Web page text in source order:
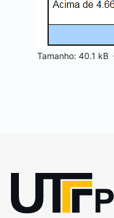
Tamanho: 40.1 kB